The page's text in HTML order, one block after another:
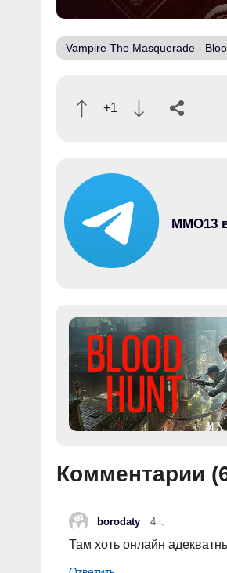
Vampire The Masquerade -
+1
MMO13
Комментарии (
borodaty 4 г.
Там хоть онлайн